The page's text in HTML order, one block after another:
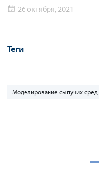
26 октября, 2021
Теги
Моделирование сыпучих сред